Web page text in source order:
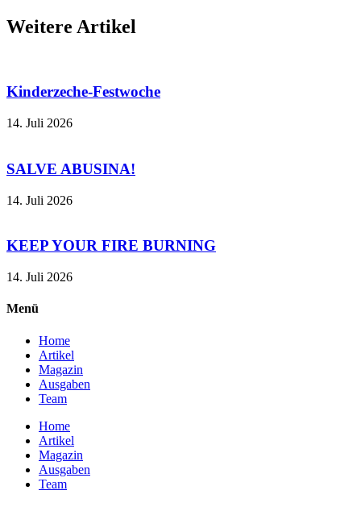
Weitere Artikel
Kinderzeche-Festwoche
14. Juli 2026
SALVE ABUSINA!
14. Juli 2026
KEEP YOUR FIRE BURNING
14. Juli 2026
Menü
Home
Artikel
Magazin
Ausgaben
Team
Home
Artikel
Magazin
Ausgaben
Team